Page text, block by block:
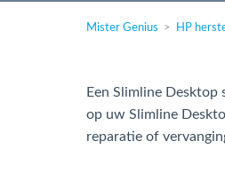
Mister Genius HP
Een Slimline Desktop
op uw Slimline
reparatie of